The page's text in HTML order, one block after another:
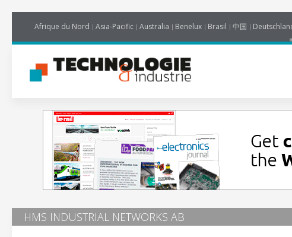
Afrique du Nord Asia-Pacific Australia Benelux Brasil 中国
HMS INDUSTRIAL NETWORKS AB